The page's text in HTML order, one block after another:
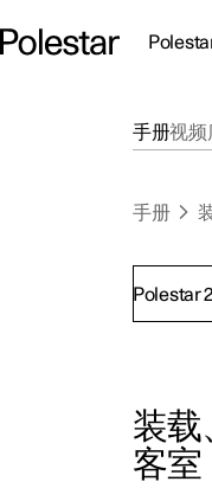
联系我们
极星官方二手
探索Polestar 3
公共充电
车主服务
手册视频
手册
Polestar
装载
客室